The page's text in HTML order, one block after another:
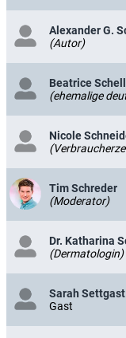
Alexander G.
(Autor)
Beatrice
(ehemalige
Nicole
Tim Schreder
(Moderator)
Dr. Katharina
(Dermatologin)
Sarah Settgast
Gast